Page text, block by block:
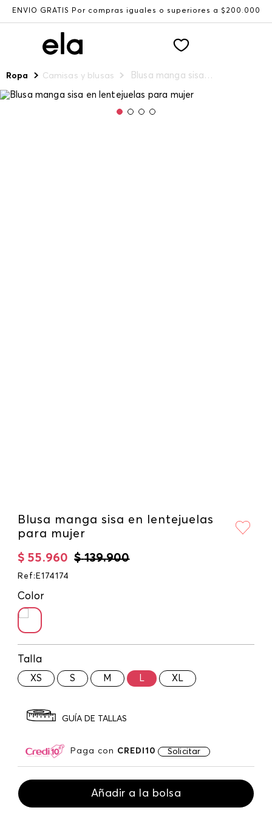
ENVÍO GRATIS Por compras iguales o superiores a $200.000
Ropa Camisas y blusas Blusa manga sisa en lentejuelas para mujer
Blusa manga sisa en lentejuelas
para mujer
$ 139.900
$ 55.960
Ref : E174174
Color
Talla
XS S M L XL
GUÍA DE TALLAS
Paga con CREDI10 Solicitar
Añadir a la bolsa